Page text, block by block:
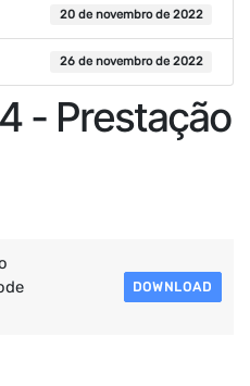
20 de novembro de 2022
26 de novembro de 2022
- Prestação
DOWNLOAD